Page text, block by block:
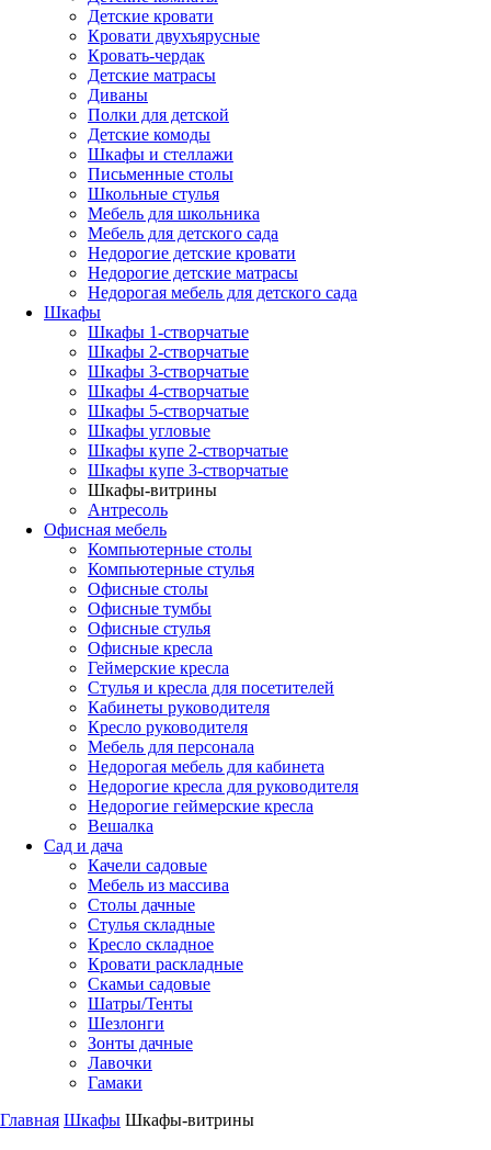
Детские кровати
Кровати двухъярусные
Кровать-чердак
Детские матрасы
Диваны
Полки для детской
Детские комоды
Шкафы и стеллажи
Письменные столы
Школьные стулья
Мебель для школьника
Мебель для детского сада
Недорогие детские кровати
Недорогие детские матрасы
Недорогая мебель для детского сада
Шкафы
Шкафы 1-створчатые
Шкафы 2-створчатые
Шкафы 3-створчатые
Шкафы 4-створчатые
Шкафы 5-створчатые
Шкафы угловые
Шкафы купе 2-створчатые
Шкафы купе 3-створчатые
Шкафы-витрины
Антресоль
Офисная мебель
Компьютерные столы
Компьютерные стулья
Офисные столы
Офисные тумбы
Офисные стулья
Офисные кресла
Геймерские кресла
Стулья и кресла для посетителей
Кабинеты руководителя
Кресло руководителя
Мебель для персонала
Недорогая мебель для кабинета
Недорогие кресла для руководителя
Недорогие геймерские кресла
Вешалка
Сад и дача
Качели садовые
Мебель из массива
Столы дачные
Стулья складные
Кресло складное
Кровати раскладные
Скамьи садовые
Шатры/Тенты
Шезлонги
Зонты дачные
Лавочки
Гамаки
Главная Шкафы Шкафы-витрины